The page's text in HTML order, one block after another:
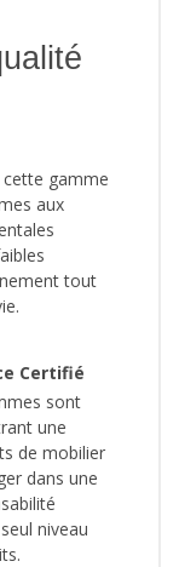
gamme
aux
tout
Certifié
sont
une
de mobilier
dans une
niveau